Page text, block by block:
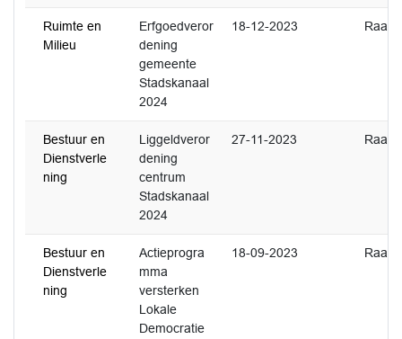
Ruimte en
Milieu
Erfgoedveror
dening
gemeente
Stadskanaal
2024
18-12-2023 Raad
Bestuur en
Dienstverle
ning
Liggeldveror
dening
centrum
Stadskanaal
2024
27-11-2023 Raad
Bestuur en
Dienstverle
ning
Actieprogra
mma
versterken
Lokale
Democratie
18-09-2023 Raad